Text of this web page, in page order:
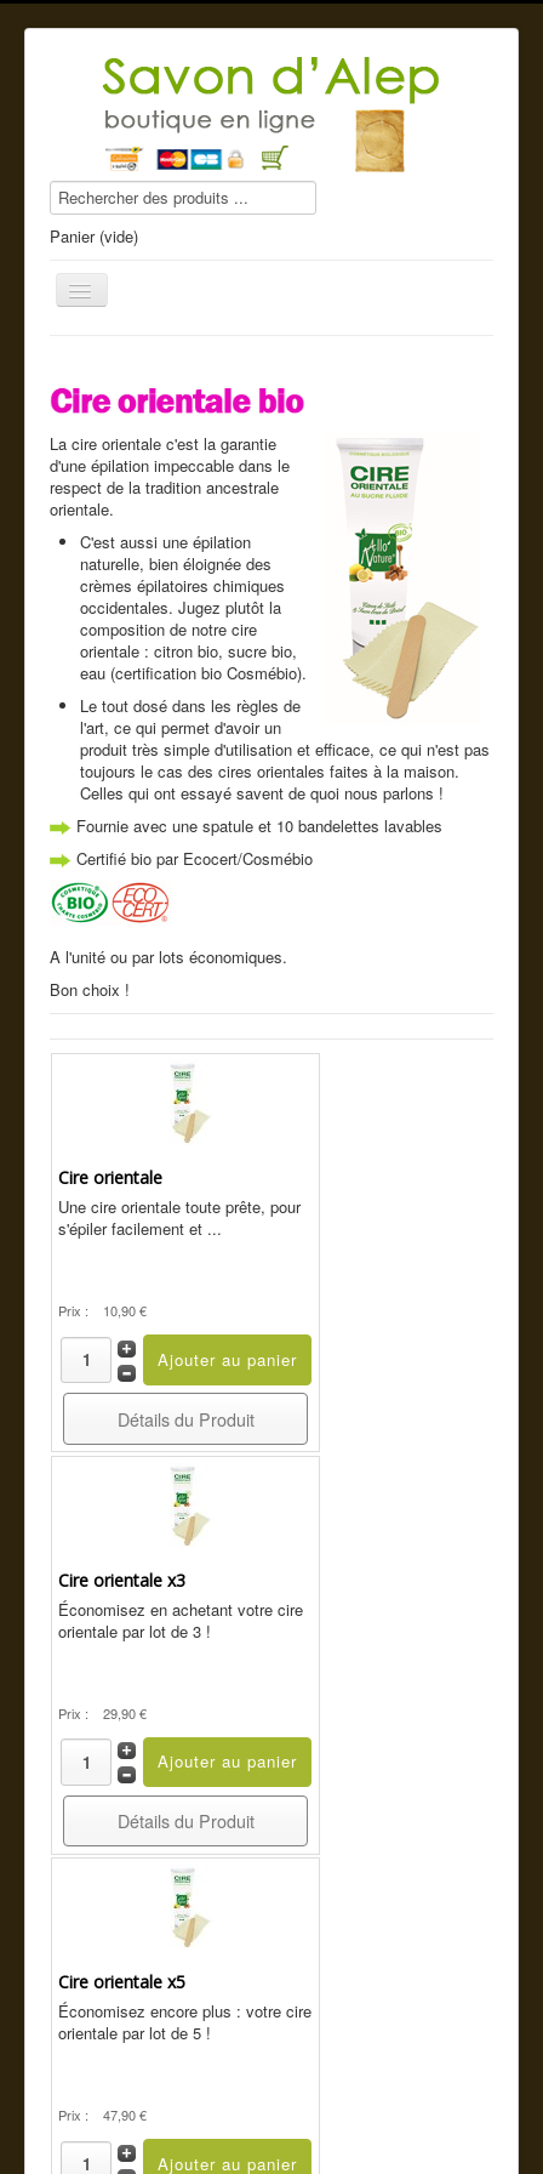
Panier (vide)
Savon d'Alep
Produits beauté
Compléments alimentaires
Cde tel
Guide conseil
La cire orientale c'est la garantie
d'une épilation impeccable dans le
respect de la tradition ancestrale
orientale.
C'est aussi une épilation
naturelle, bien éloignée des
crèmes épilatoires chimiques
occidentales. Jugez plutôt la
composition de notre cire
orientale : citron bio, sucre bio,
eau (certification bio Cosmébio).
Le tout dosé dans les règles de
l'art, ce qui permet d'avoir un
produit très simple d'utilisation et efficace, ce qui n'est pas
toujours le cas des cires orientales faites à la maison.
Celles qui ont essayé savent de quoi nous parlons !
Fournie avec une spatule et 10 bandelettes lavables
Certifié bio par Ecocert/Cosmébio
A l'unité ou par lots économiques.
Bon choix !
Cire orientale
Une cire orientale toute prête, pour
s'épiler facilement et ...
Prix : 10,90 €
Détails du Produit
Cire orientale x3
Économisez en achetant votre cire
orientale par lot de 3 !
Prix : 29,90 €
Détails du Produit
Cire orientale x5
Économisez encore plus : votre cire
orientale par lot de 5 !
Prix : 47,90 €